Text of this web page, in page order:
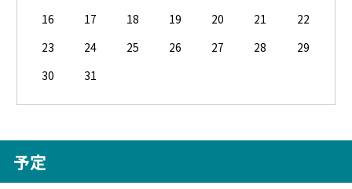
16
17 18 19 20 21
22
23
24 25 26 27 28
29
30
31
予定